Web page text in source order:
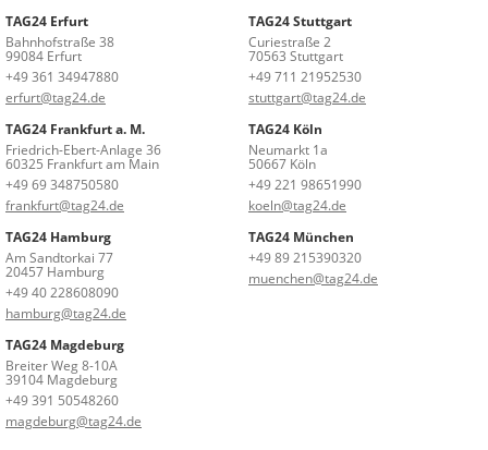
TAG24 Erfurt
Bahnhofstraße 38
99084 Erfurt
+49 361 34947880
erfurt@tag24.de
TAG24 Stuttgart
Curiestraße 2
70563 Stuttgart
+49 711 21952530
stuttgart@tag24.de
TAG24 Frankfurt a. M.
Friedrich-Ebert-Anlage 36
60325 Frankfurt am Main
+49 69 348750580
frankfurt@tag24.de
TAG24 Köln
Neumarkt 1a
50667 Köln
+49 221 98651990
koeln@tag24.de
TAG24 Hamburg
Am Sandtorkai 77
20457 Hamburg
+49 40 228608090
hamburg@tag24.de
TAG24 München
+49 89 215390320
muenchen@tag24.de
TAG24 Magdeburg
Breiter Weg 8-10A
39104 Magdeburg
+49 391 50548260
magdeburg@tag24.de